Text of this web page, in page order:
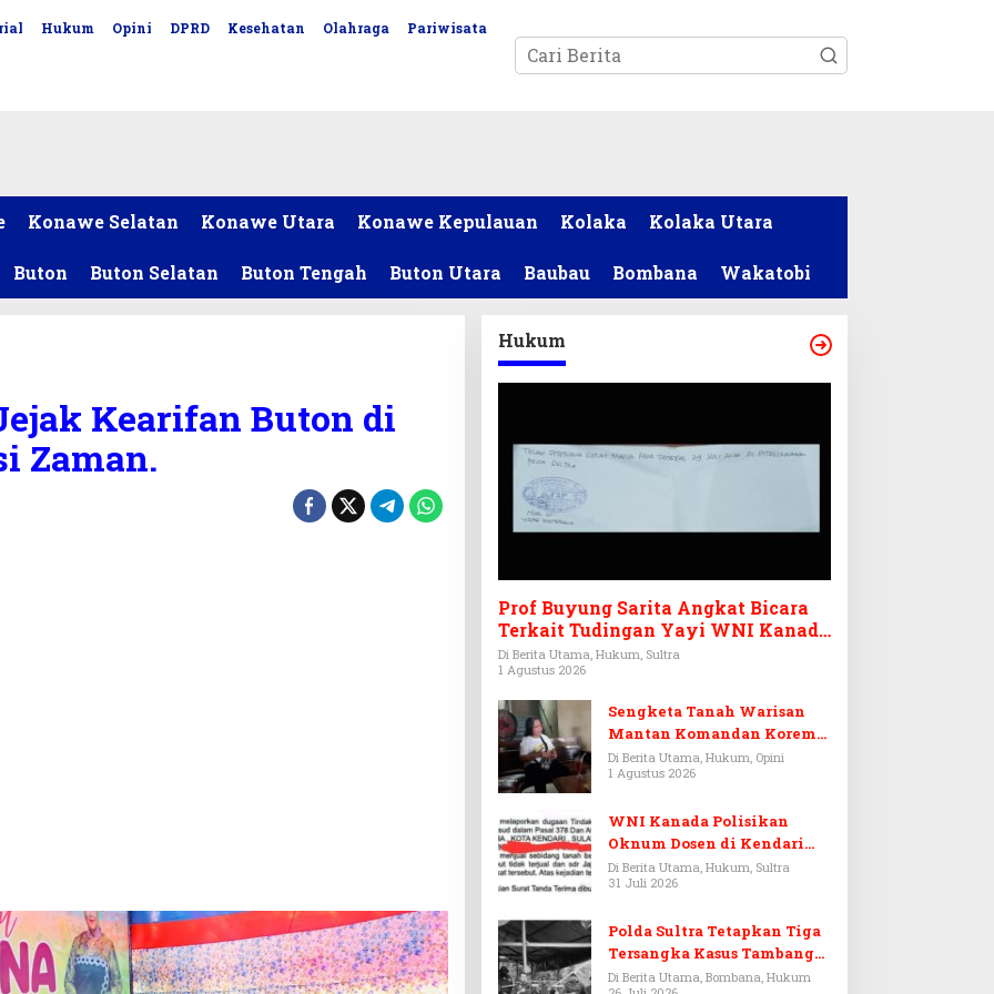
Hukum Opini DPRD Kesehatan Olahraga Pariwisata
Konawe Selatan Konawe Utara Konawe Kepulauan Kolaka Kolaka Utara
Buton Buton Selatan Buton Tengah Buton Utara Baubau Bombana Wakatobi
Kearifan Buton di
Zaman.
Hukum
Prof Buyung Sarita Angkat Bicara
Terkait Tudingan Yayi WNI Kanada
Ditagih Utang Rp3,6 Miliar
Di Berita Utama, Hukum, Sultra
1 Agustus 2026
Sengketa Tanah Warisan
Mantan Komandan Korem
143/HO, Ketika Warisan
Menjadi Arena Pemerasan
Di Berita Utama, Hukum, Opini
1 Agustus 2026
WNI Kanada Polisikan
Oknum Dosen di Kendari
Terkait Aset Puluhan Miliar
Di Berita Utama, Hukum, Sultra
31 Juli 2026
Polda Sultra Tetapkan Tiga
Tersangka Kasus Tambang
Emas Ilegal di Bombana
Di Berita Utama, Bombana, Hukum